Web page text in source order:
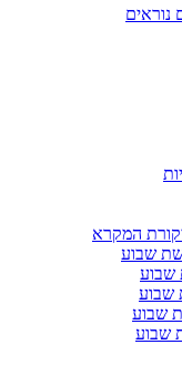
נוראים
המקרא
שבוע
שבוע
שבוע
שבוע
שבוע